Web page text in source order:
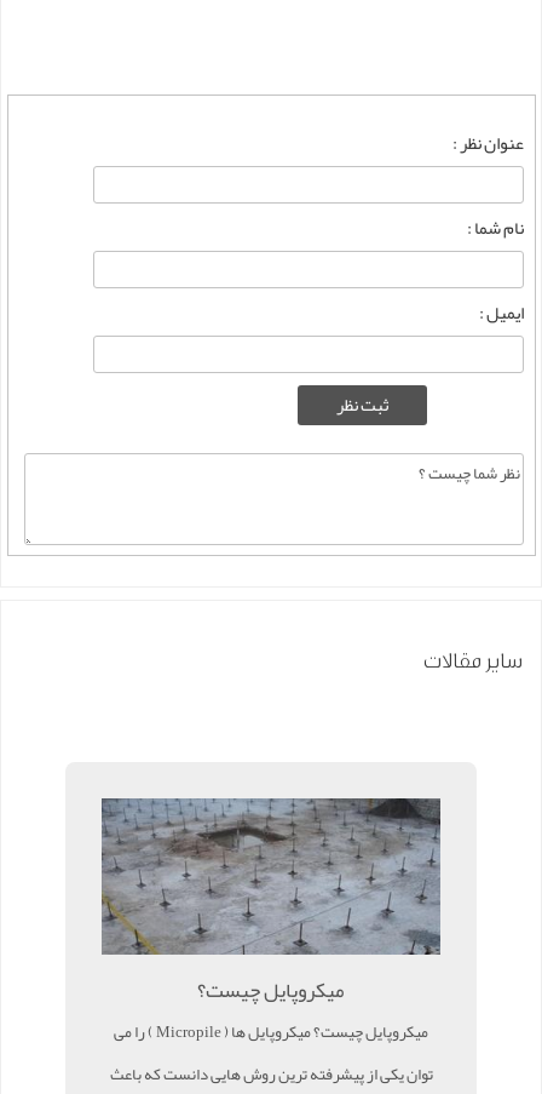
عنوان نظر :
نام شما :
ایمیل :
سایر مقالات
میکروپایل چیست؟
میکروپایل چیست؟ میکروپایل ها ( Micropile ) را می
توان یکی از پیشرفته ترین روش هایی دانست که باعث